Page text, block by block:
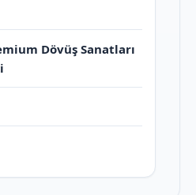
Dövüş Sanatları